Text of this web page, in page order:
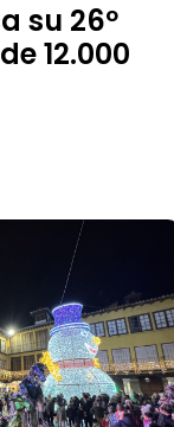
su 26º
12.000